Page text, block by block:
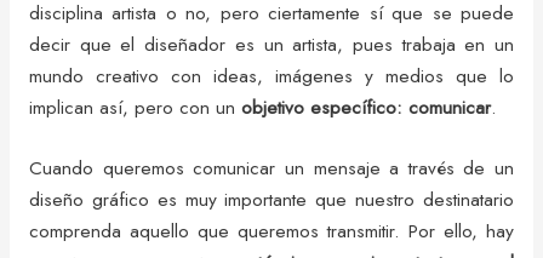
disciplina artista o no, pero ciertamente sí que se puede
decir que el diseñador es un artista, pues trabaja en un
mundo creativo con ideas, imágenes y medios que lo
implican así, pero con un objetivo específico: comunicar.
Cuando queremos comunicar un mensaje a través de un
diseño gráfico es muy importante que nuestro destinatario
comprenda aquello que queremos transmitir. Por ello, hay